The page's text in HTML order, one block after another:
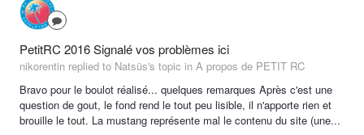
PetitRC 2016 Signalé vos problèmes ici
nikorentin replied to Natsüs's topic in A propos de PETIT RC
Bravo pour le boulot réalisé... quelques remarques Après c'est une
question de gout, le fond rend le tout peu lisible, il n'apporte rien et
brouille le tout. La mustang représente mal le contenu du site (une...